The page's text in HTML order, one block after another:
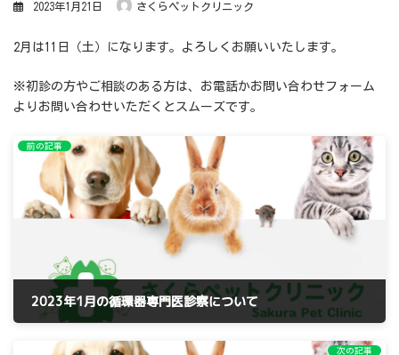
2023年1月21日 さくらペットクリニック
2月は11日（土）になります。よろしくお願いいたします。
※初診の方やご相談のある方は、お電話かお問い合わせフォーム
よりお問い合わせいただくとスムーズです。
前の記事
2023年1月の循環器専門医診察について
次の記事